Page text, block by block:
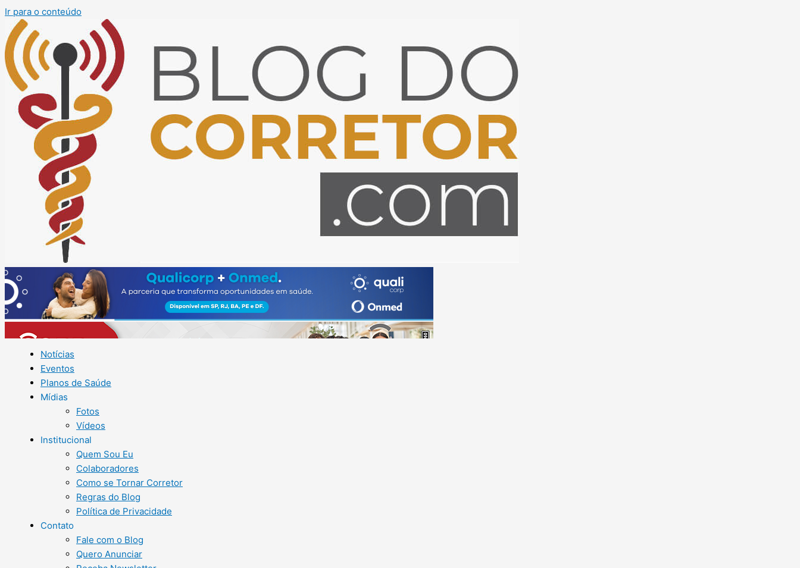
Ir para o conteúdo
Notícias
Eventos
Planos de Saúde
Mídias
Fotos
Vídeos
Institucional
Quem Sou Eu
Colaboradores
Como se Tornar Corretor
Regras do Blog
Política de Privacidade
Contato
Fale com o Blog
Quero Anunciar